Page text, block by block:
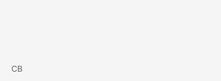
CB